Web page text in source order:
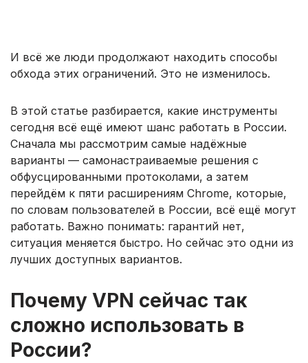
И всё же люди продолжают находить способы
обхода этих ограничений. Это не изменилось.
В этой статье разбирается, какие инструменты
сегодня всё ещё имеют шанс работать в России.
Сначала мы рассмотрим самые надёжные
варианты — самонастраиваемые решения с
обфусцированными протоколами, а затем
перейдём к пяти расширениям Chrome, которые,
по словам пользователей в России, всё ещё могут
работать. Важно понимать: гарантий нет,
ситуация меняется быстро. Но сейчас это одни из
лучших доступных вариантов.
Почему VPN сейчас так
сложно использовать в
России?